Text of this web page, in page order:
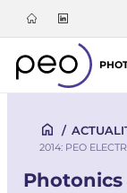
/
2014: PEO
Photonics